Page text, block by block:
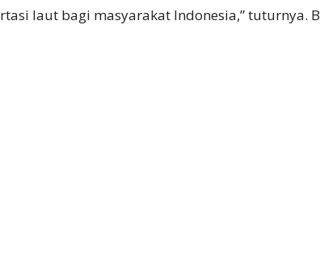
laut bagi masyarakat Indonesia,” tuturnya. B